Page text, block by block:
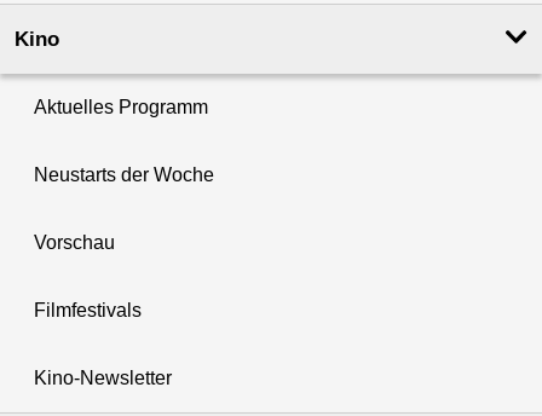
Kino
Aktuelles Programm
Neustarts der Woche
Vorschau
Filmfestivals
Kino-Newsletter